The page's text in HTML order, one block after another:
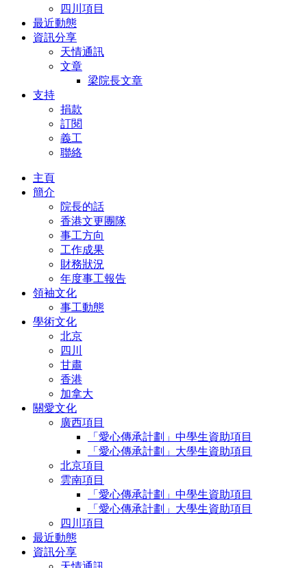
四川項目
最近動態
資訊分享
天情通訊
文章
梁院長文章
支持
捐款
訂閱
義工
聯絡
主頁
簡介
院長的話
香港文更團隊
事工方向
工作成果
財務狀況
年度事工報告
領袖文化
事工動態
學術文化
北京
四川
甘肅
香港
加拿大
關愛文化
廣西項目
「愛心傳承計劃」中學生資助項目
「愛心傳承計劃」大學生資助項目
北京項目
雲南項目
「愛心傳承計劃」中學生資助項目
「愛心傳承計劃」大學生資助項目
四川項目
最近動態
資訊分享